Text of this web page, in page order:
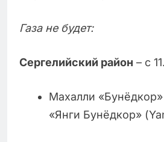
Газа не будет:
Сергелийский район – с
Махалли
«Янги Бунёдкор»